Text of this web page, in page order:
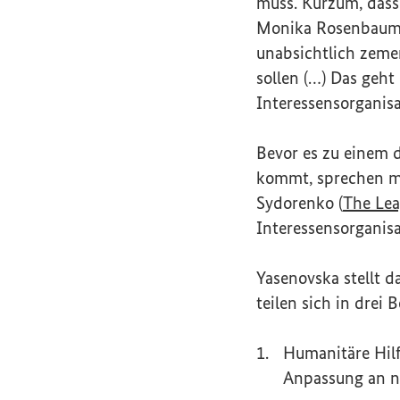
Monika
unabsichtlich
sollen (…) Das
Bevor es zu einem
kommt, sprechen
Sydorenko (The
Yasenovska stellt
teilen sich in drei
Humanitäre
Anpassung an